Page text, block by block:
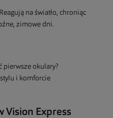
Reagują na światło, chroniąc
zimowe dni.
Vision Express